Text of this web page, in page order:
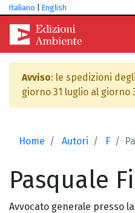
Italiano English
Avviso: le spedizioni
giorno 31 luglio al giorno
Home Autori F
Pasquale
Avvocato generale presso